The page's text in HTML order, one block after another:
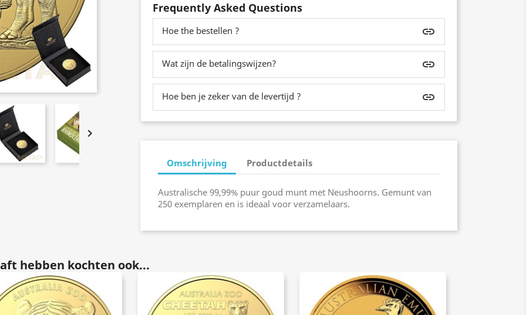

Frequently Asked Questions
Hoe the bestellen ? insert_link
Wat zijn de betalingswijzen? insert_link
Hoe ben je zeker van de levertijd ? insert_link
Omschrijving Productdetails
Australische 99,99% puur goud munt met Neushoorns. Gemunt van
250 exemplaren en is ideaal voor verzamelaars.
hebben kochten ook...